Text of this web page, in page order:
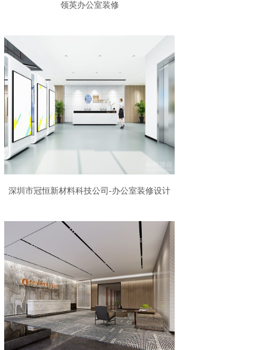
领英办公室装修
深圳市冠恒新材料科技公司-办公室装修设计